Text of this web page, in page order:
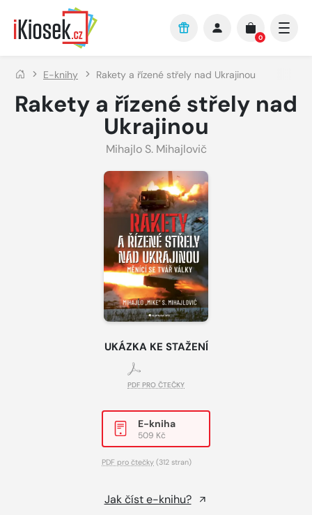
Přejít na hlavní obsah
0
E-knihy Rakety a řízené střely nad Ukrajinou
Rakety a řízené střely nad
Ukrajinou
Mihajlo S. Mihajlovič
UKÁZKA KE STAŽENÍ
PDF PRO ČTEČKY
E-kniha
509 Kč
PDF pro čtečky (312 stran)
Jak číst e-knihu?